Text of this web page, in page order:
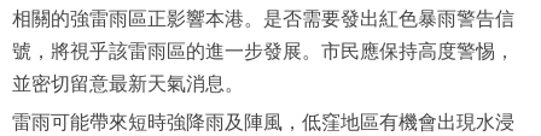
相關的強雷雨區正影響本港。是否需要發出紅色暴雨警告信
號，將視乎該雷雨區的進一步發展。市民應保持高度警惕，
並密切留意最新天氣消息。
雷雨可能帶來短時強降雨及陣風，低窪地區有機會出現水浸